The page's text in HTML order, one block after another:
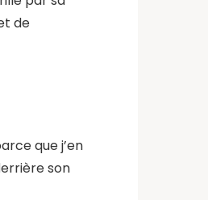
de
que j’en
son